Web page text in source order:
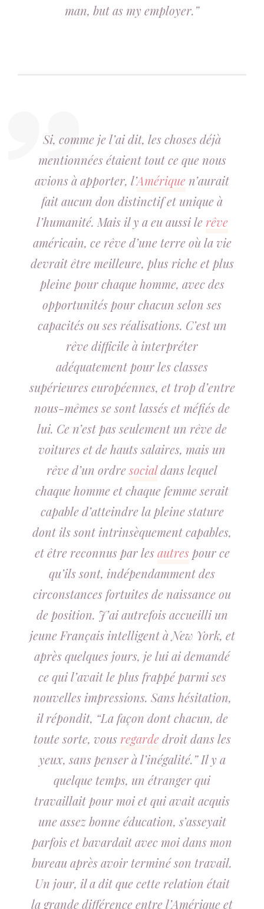
man, but as my employer.”
Si, comme je l’ai dit, les choses déjà
mentionnées étaient tout ce que nous
avions à apporter, l’Amérique n’aurait
fait aucun don distinctif et unique à
l’humanité. Mais il y a eu aussi lerêve
américain, ce rêve d’une terre où la vie
devrait être meilleure, plus riche et plus
pleine pour chaque homme, avec des
opportunités pour chacun selon ses
capacités ou ses réalisations. C’est un
rêve difficile à interpréter
adéquatement pour les classes
supérieures européennes, et trop d’entre
nous-mêmes se sont lassés et méfiés de
lui. Ce n’est pas seulement un rêve de
voitures et de hauts salaires, mais un
rêve d’un ordresocialdans lequel
chaque homme et chaque femme serait
capable d’atteindre la pleine stature
dont ils sont intrinsèquement capables,
et être reconnus par lesautrespour ce
qu’ils sont, indépendamment des
circonstances fortuites de naissance ou
de position. J’ai autrefois accueilli un
jeune Français intelligent à New York, et
après quelques jours, je lui ai demandé
ce qui l’avait le plus frappé parmi ses
nouvelles impressions. Sans hésitation,
il répondit, “La façon dont chacun, de
toute sorte, vousregardedroit dans les
yeux, sans penser à l’inégalité.” Il y a
quelque temps, un étranger qui
travaillait pour moi et qui avait acquis
une assez bonne éducation, s’asseyait
parfois et bavardait avec moi dans mon
bureau après avoir terminé son travail.
Un jour, il a dit que cette relation était
la grande différence entre l’Amérique et